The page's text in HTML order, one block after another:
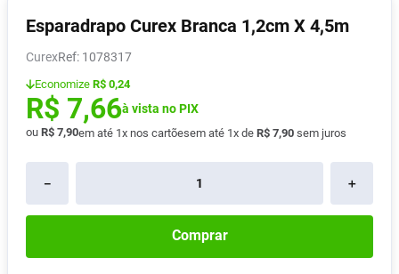
Esparadrapo Curex Branca 1,2cm X 4,5m
Curex : 1078317
Economize R$ 0,24
R$ 7,66à vista no PIX
ou R$ 7,90em até 1x nos cartõesem até 1x de R$ 7,90 sem juros
＋
－
Comprar
6º Desodorante
Pampers Confort Sec
9 Vitamina D
10º Soro Fisiológico